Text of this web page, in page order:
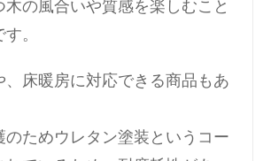
木の風合いや質感を楽しむこと
。
、床暖房に対応できる商品もあ
のためウレタン塗装というコー